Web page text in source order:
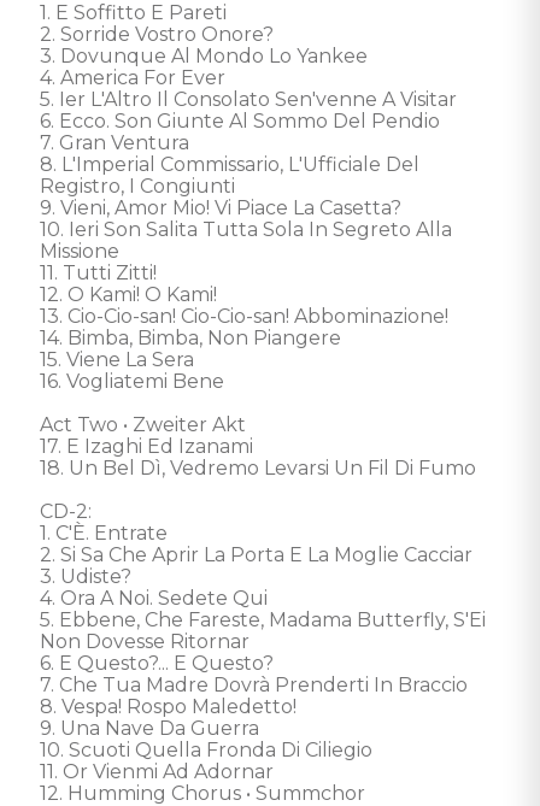
1. E Soffitto E Pareti
2. Sorride Vostro Onore?
3. Dovunque Al Mondo Lo Yankee
4. America For Ever
5. Ier L'Altro Il Consolato Sen'venne A Visitar
6. Ecco. Son Giunte Al Sommo Del Pendio
7. Gran Ventura
8. L'Imperial Commissario, L'Ufficiale Del
Registro, I Congiunti
9. Vieni, Amor Mio! Vi Piace La Casetta?
10. Ieri Son Salita Tutta Sola In Segreto Alla
Missione
11. Tutti Zitti!
12. O Kami! O Kami!
13. Cio-Cio-san! Cio-Cio-san! Abbominazione!
14. Bimba, Bimba, Non Piangere
15. Viene La Sera
16. Vogliatemi Bene
Act Two • Zweiter Akt
17. E Izaghi Ed Izanami
18. Un Bel Dì, Vedremo Levarsi Un Fil Di Fumo
CD-2:
1. C'È. Entrate
2. Si Sa Che Aprir La Porta E La Moglie Cacciar
3. Udiste?
4. Ora A Noi. Sedete Qui
5. Ebbene, Che Fareste, Madama Butterfly, S'Ei
Non Dovesse Ritornar
6. E Questo?... E Questo?
7. Che Tua Madre Dovrà Prenderti In Braccio
8. Vespa! Rospo Maledetto!
9. Una Nave Da Guerra
10. Scuoti Quella Fronda Di Ciliegio
11. Or Vienmi Ad Adornar
12. Humming Chorus • Summchor